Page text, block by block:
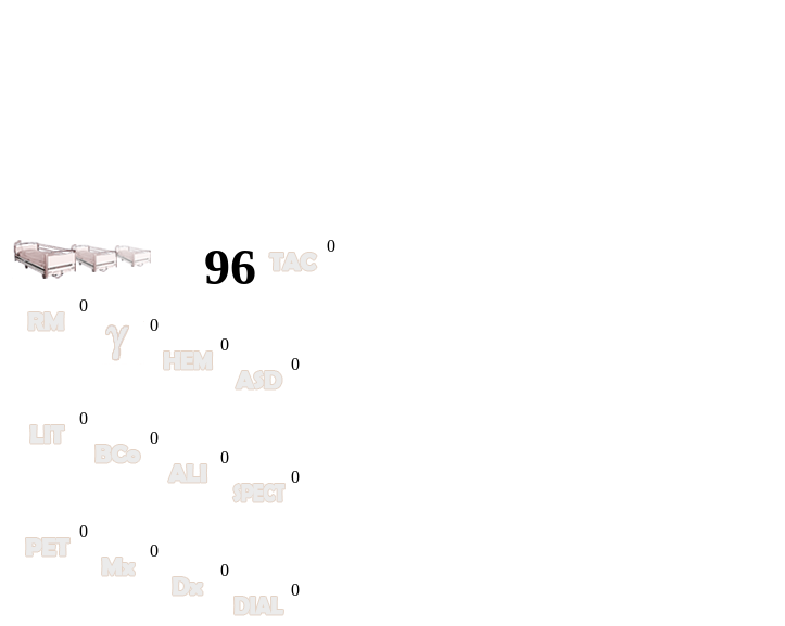
96 0
0
0
0
0
0
0
0
0
0
0
0
0